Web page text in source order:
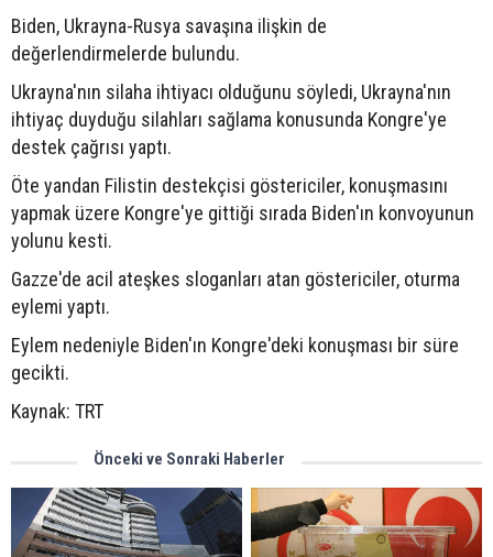
Biden, Ukrayna-Rusya savaşına ilişkin de
değerlendirmelerde bulundu.
Ukrayna'nın silaha ihtiyacı olduğunu söyledi, Ukrayna'nın
ihtiyaç duyduğu silahları sağlama konusunda Kongre'ye
destek çağrısı yaptı.
Öte yandan Filistin destekçisi göstericiler, konuşmasını
yapmak üzere Kongre'ye gittiği sırada Biden'ın konvoyunun
yolunu kesti.
Gazze'de acil ateşkes sloganları atan göstericiler, oturma
eylemi yaptı.
Eylem nedeniyle Biden'ın Kongre'deki konuşması bir süre
gecikti.
Kaynak: TRT
Önceki ve Sonraki Haberler